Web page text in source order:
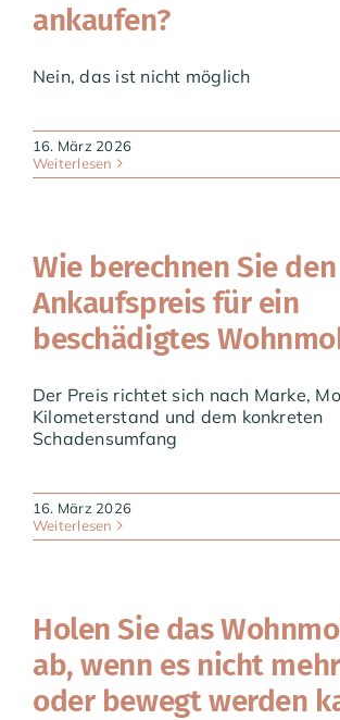
ankaufen?
Nein, das ist nicht möglich
16. März 2026
Weiterlesen
Wie berechnen Sie den
Ankaufspreis für ein
beschädigtes
Der Preis richtet sich nach Marke,
Kilometerstand und dem konkreten
Schadensumfang
16. März 2026
Weiterlesen
Holen Sie das
ab, wenn es nicht
oder bewegt werden